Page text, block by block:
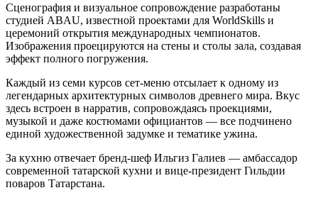
Сценография и визуальное сопровождение разработаны
студией ABAU, известной проектами для WorldSkills и
церемоний открытия международных чемпионатов.
Изображения проецируются на стены и столы зала, создавая
эффект полного погружения.
Каждый из семи курсов сет-меню отсылает к одному из
легендарных архитектурных символов древнего мира. Вкус
здесь встроен в нарратив, сопровождаясь проекциями,
музыкой и даже костюмами официантов — все подчинено
единой художественной задумке и тематике ужина.
За кухню отвечает бренд-шеф Ильгиз Галиев — амбассадор
современной татарской кухни и вице-президент Гильдии
поваров Татарстана.